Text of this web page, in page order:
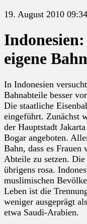
19. August 2010
eigene
In Indonesien
Bahnabteile besser
Die staatliche
eingeführt. Zunächst
der Hauptstadt
Bogar angeboten.
Bahn, dass es
Abteile zu setzen.
übrigens rosa.
muslimischen
Leben ist die
weniger ausgeprägt
etwa Saudi-Arabien.